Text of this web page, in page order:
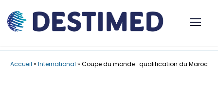
Accueil » International » Coupe du monde : qualification du Maroc